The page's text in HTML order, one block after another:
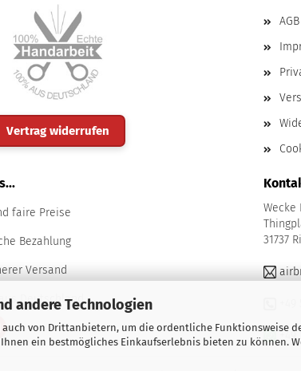
andere Technologien
von Drittanbietern, um die ordentliche Funktionsweise
ein bestmögliches Einkaufserlebnis bieten zu können.
Vertrag widerrufen
AGB
faire Preise
Bezahlung
Versand
Deutschland
Wecke
31737
+49